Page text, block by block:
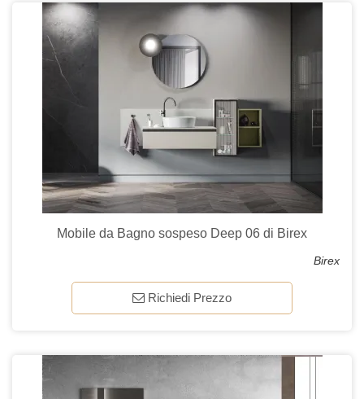
Mobile da Bagno sospeso Deep 06 di Birex
Birex
Richiedi Prezzo